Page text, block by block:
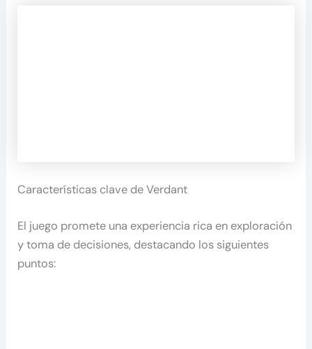
Características clave de Verdant
El juego promete una experiencia rica en exploración
y toma de decisiones, destacando los siguientes
puntos: